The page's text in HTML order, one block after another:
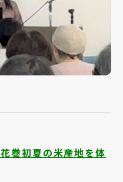
巻初夏の米産地を体